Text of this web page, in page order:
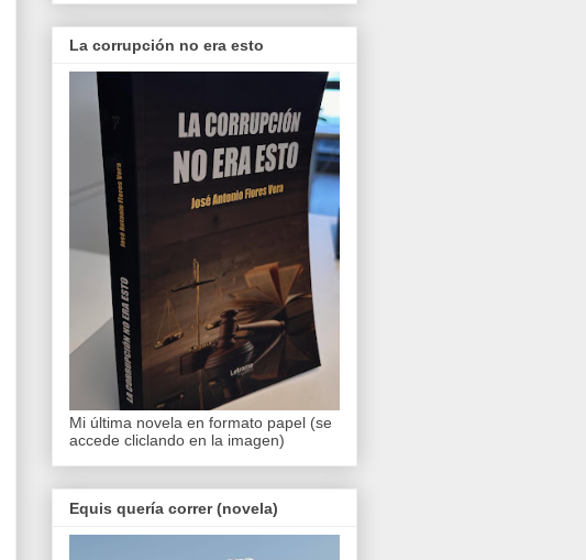
La corrupción no era esto
Mi última novela en formato papel (se
accede cliclando en la imagen)
Equis quería correr (novela)